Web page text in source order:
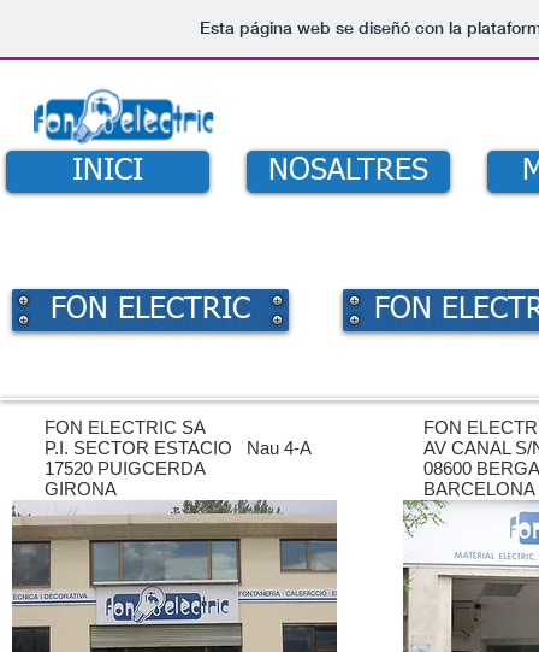
Esta página web se diseñó con la
INICI NOSALTRES
FON ELECTRIC FON
FON ELECTRIC SA
P.I. SECTOR ESTACIO Nau 4-A
17520 PUIGCERDA
GIRONA
FON
AV CANAL S/
08600 BERGA
BARCELONA